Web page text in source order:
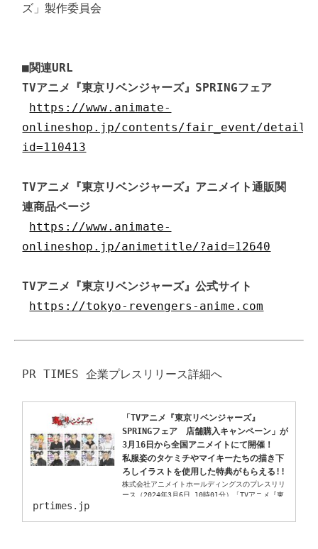
ズ」製作委員会
■関連URL
TVアニメ『東京リベンジャーズ』SPRINGフェア
https://www.animate-
onlineshop.jp/contents/fair_event/
id=110413
TVアニメ『東京リベンジャーズ』アニメイト通販関
連商品ページ
https://www.animate-
onlineshop.jp/animetitle/?aid=12640
TVアニメ『東京リベンジャーズ』公式サイト
https://tokyo-revengers-anime.com
「TVアニメ『東京リベンジャーズ』
SPRINGフェア　店舗購入キャンペーン」が
3月16日から全国アニメイトにて開催！
私服姿のタケミチやマイキーたちの描き下
ろしイラストを使用した特典がもらえる!!
株式会社アニメイトホールディングスのプレスリリ
ース（2024年3月6日 10時01分）「TVアニメ『東
prtimes.jp